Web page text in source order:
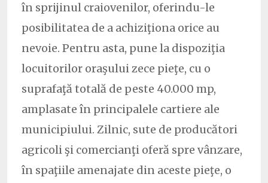
în sprijinul craiovenilor, oferindu-le
posibilitatea de a achiziţiona orice au
nevoie. Pentru asta, pune la dispoziţia
locuitorilor oraşului zece pieţe, cu o
suprafaţă totală de peste 40.000 mp,
amplasate în principalele cartiere ale
municipiului. Zilnic, sute de producători
agricoli şi comercianţi oferă spre vânzare,
în spaţiile amenajate din aceste pieţe, o